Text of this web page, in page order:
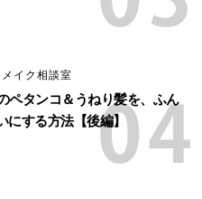
イク相談室
ペタンコ＆うねり髪を、ふん
にする方法【後編】